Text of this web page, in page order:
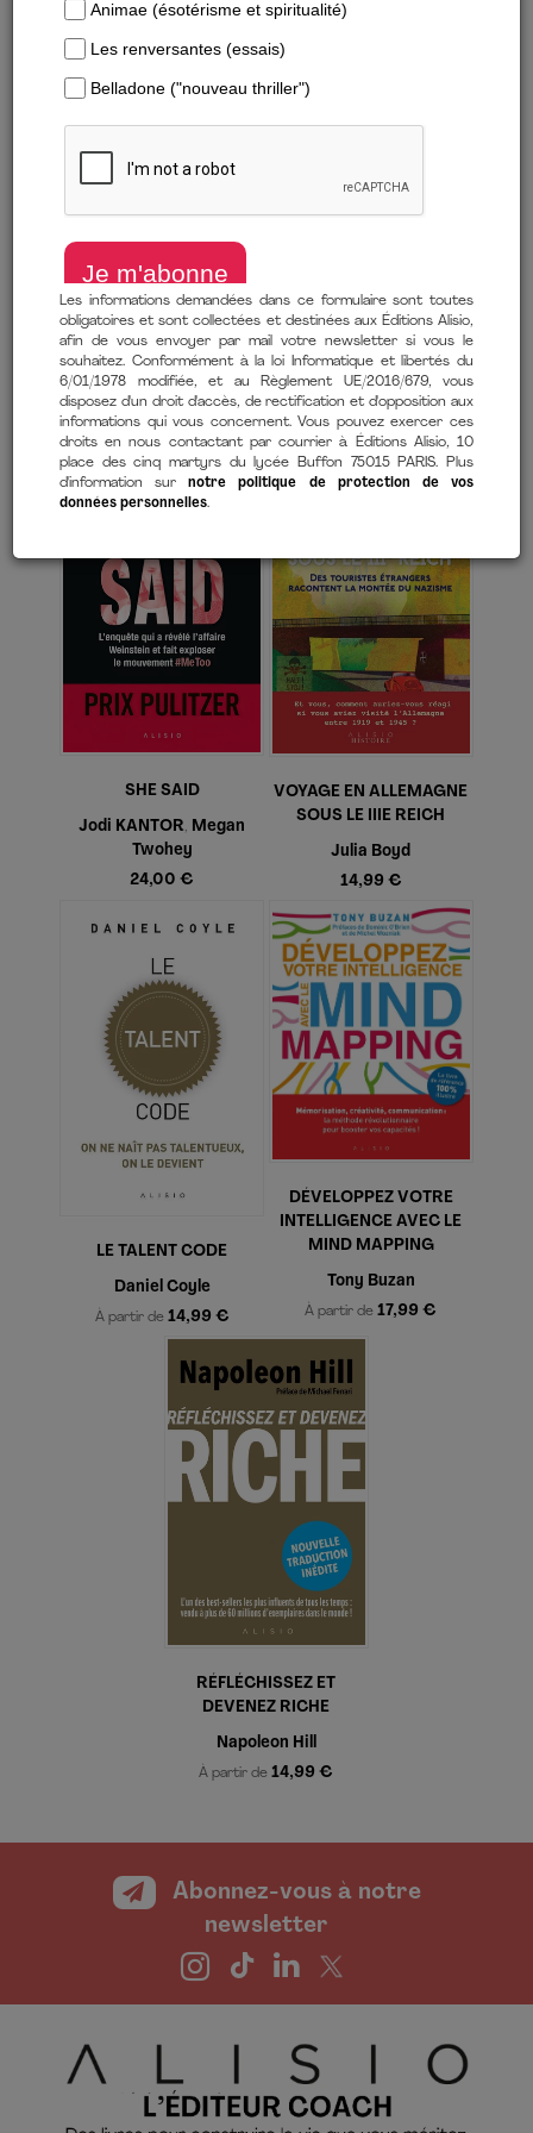
WINSTON ET SES FILLES
Rachel Trethewey
À partir de 14,99 €
LE CALME EST LA CLÉ
Ryan Holiday
À partir de12,99 €
SHE SAID
Jodi KANTOR, Megan
Twohey
24,00 €
VOYAGE EN ALLEMAGNE
SOUS LE IIIE REICH
Julia Boyd
14,99 €
LE TALENT CODE
Daniel Coyle
À partir de 14,99 €
DÉVELOPPEZ VOTRE
INTELLIGENCE AVEC LE
MIND MAPPING
Tony Buzan
À partir de17,99 €
RÉFLÉCHISSEZ ET
DEVENEZ RICHE
Napoleon Hill
À partir de14,99 €
Abonnez-vous à notre
newsletter
Les informations demandées dans ce formulaire sont toutes
obligatoires et sont collectées et destinées aux Éditions Alisio,
afin de vous envoyer par mail votre newsletter si vous le
souhaitez. Conformément à la loi Informatique et libertés du
6/01/1978 modifiée, et au Règlement UE/2016/679, vous
disposez d'un droit d'accès, de rectification et d'opposition aux
informations qui vous concernent. Vous pouvez exercer ces
droits en nous contactant par courrier à Éditions Alisio, 10
place des cinq martyrs du lycée Buffon 75015 PARIS. Plus
d'information surnotre politique de protection de vos
données personnelles.